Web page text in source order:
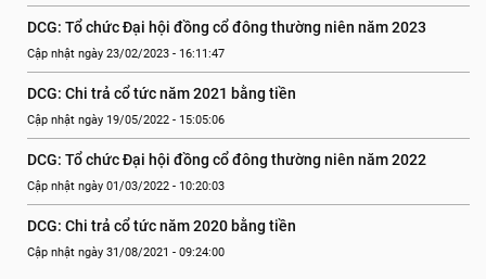
DCG: Tổ chức Đại hội đồng cổ đông thường niên năm 2023
Cập nhật ngày 23/02/2023 - 16:11:47
DCG: Chi trả cổ tức năm 2021 bằng tiền
Cập nhật ngày 19/05/2022 - 15:05:06
DCG: Tổ chức Đại hội đồng cổ đông thường niên năm 2022
Cập nhật ngày 01/03/2022 - 10:20:03
DCG: Chi trả cổ tức năm 2020 bằng tiền
Cập nhật ngày 31/08/2021 - 09:24:00